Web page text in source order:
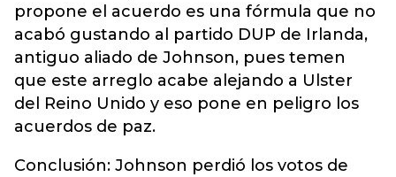
propone el acuerdo es una fórmula que no
acabó gustando al partido DUP de Irlanda,
antiguo aliado de Johnson, pues temen
que este arreglo acabe alejando a Ulster
del Reino Unido y eso pone en peligro los
acuerdos de paz.
Conclusión: Johnson perdió los votos de